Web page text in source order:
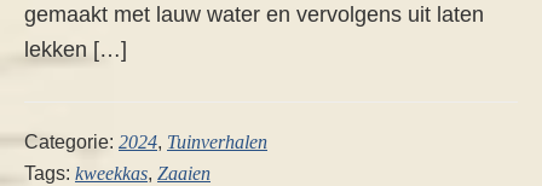
gemaakt met lauw water en vervolgens uit laten
lekken […]
Categorie: 2024, Tuinverhalen
Tags: kweekkas, Zaaien